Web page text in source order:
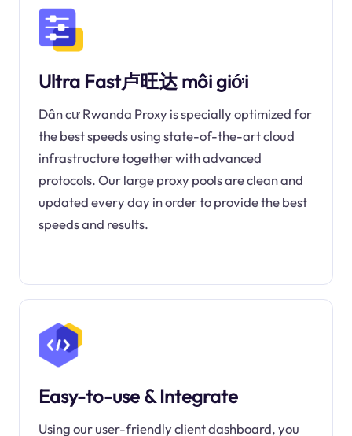
Ultra Fast卢旺达 môi giới
Dân cư Rwanda Proxy is specially optimized for
the best speeds using state-of-the-art cloud
infrastructure together with advanced
protocols. Our large proxy pools are clean and
updated every day in order to provide the best
speeds and results.
Easy-to-use & Integrate
Using our user-friendly client dashboard, you